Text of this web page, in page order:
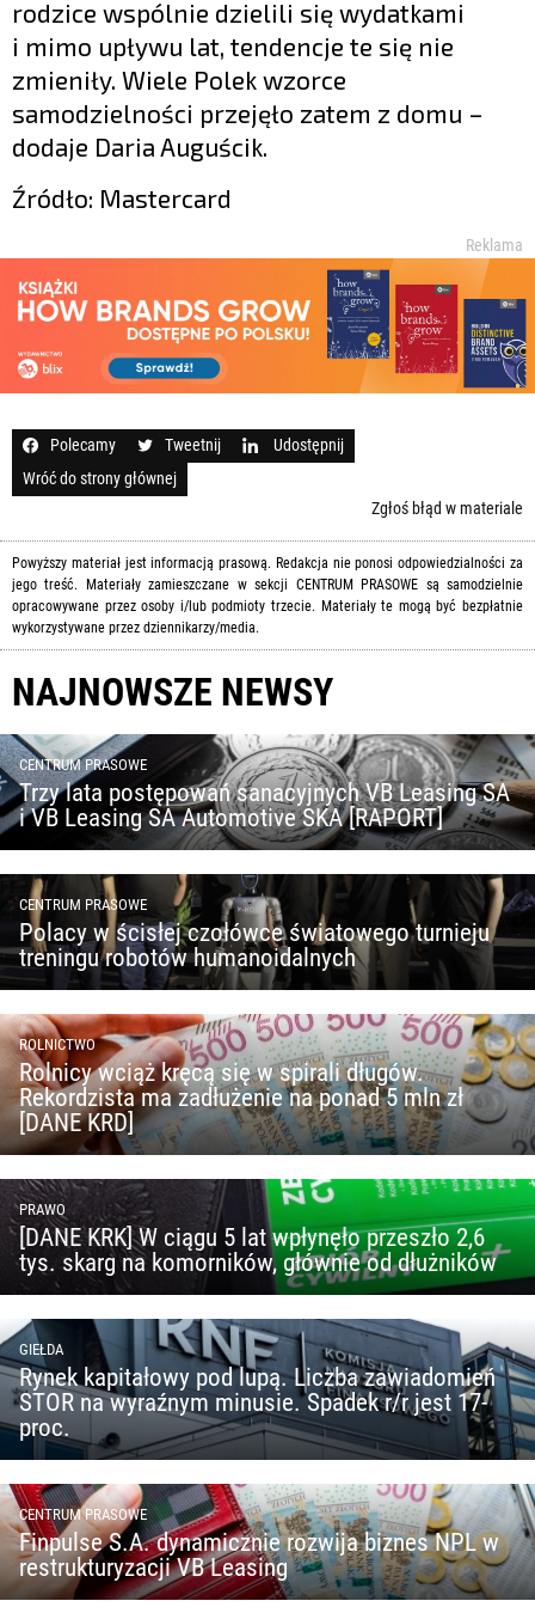
rodzice wspólnie dzielili się wydatkami
i mimo upływu lat, tendencje te się nie
zmieniły. Wiele Polek wzorce
samodzielności przejęło zatem z domu –
dodaje Daria Auguścik.
Źródło: Mastercard
Reklama
Polecamy Tweetnij
Udostępnij
Wróć do strony głównej
Zgłoś błąd w materiale
Powyższy materiał jest informacją prasową. Redakcja nie ponosi odpowiedzialności za
jego treść. Materiały zamieszczane w sekcji CENTRUM PRASOWE są samodzielnie
opracowywane przez osoby i/lub podmioty trzecie. Materiały te mogą być bezpłatnie
wykorzystywane przez dziennikarzy/media.
NAJNOWSZE NEWSY
CENTRUM PRASOWE
Trzy lata postępowań sanacyjnych VB Leasing SA
i VB Leasing SA Automotive SKA [RAPORT]
CENTRUM PRASOWE
Polacy w ścisłej czołówce światowego turnieju
treningu robotów humanoidalnych
ROLNICTWO
Rolnicy wciąż kręcą się w spirali długów.
Rekordzista ma zadłużenie na ponad 5 mln zł
[DANE KRD]
PRAWO
[DANE KRK] W ciągu 5 lat wpłynęło przeszło 2,6
tys. skarg na komorników, głównie od dłużników
GIEŁDA
Rynek kapitałowy pod lupą. Liczba zawiadomień
STOR na wyraźnym minusie. Spadek r/r jest 17-
proc.
CENTRUM PRASOWE
Finpulse S.A. dynamicznie rozwija biznes NPL w
restrukturyzacji VB Leasing